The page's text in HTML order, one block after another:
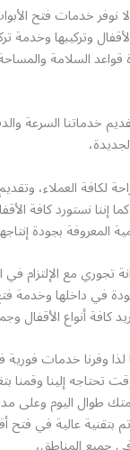
نوفر خدمات فتح
وتركيبها
قواعد السلامة
خدماتنا السرعة
لكافة العملاء،
إننا نستورد كافة
المعروفة بجودة
تجوري مع الإلتزام في
في داخلها وخدمة
كافة أنواع الأقفال
لذا وفرنا خدمات
إلينا وقمنا
بتقنية عالية في فتح